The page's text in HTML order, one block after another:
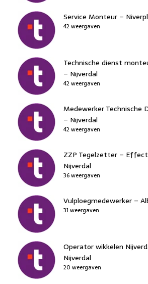
Service Monteur –
42 weergaven
Technische dienst
– Nijverdal
42 weergaven
Medewerker Technische
– Nijverdal
42 weergaven
ZZP Tegelzetter –
Nijverdal
36 weergaven
Vulploegmedewerker –
31 weergaven
Operator wikkelen
Nijverdal
20 weergaven